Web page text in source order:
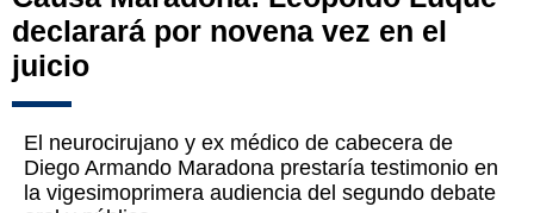
declarará por novena vez en el
juicio
El neurocirujano y ex médico de cabecera de
Diego Armando Maradona prestaría testimonio en
la vigesimoprimera audiencia del segundo debate